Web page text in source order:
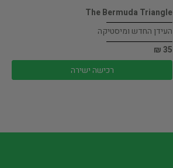
The Bermuda Triangle
העידן החדש ומיסטיקה
35 ₪
רכישה ישירה